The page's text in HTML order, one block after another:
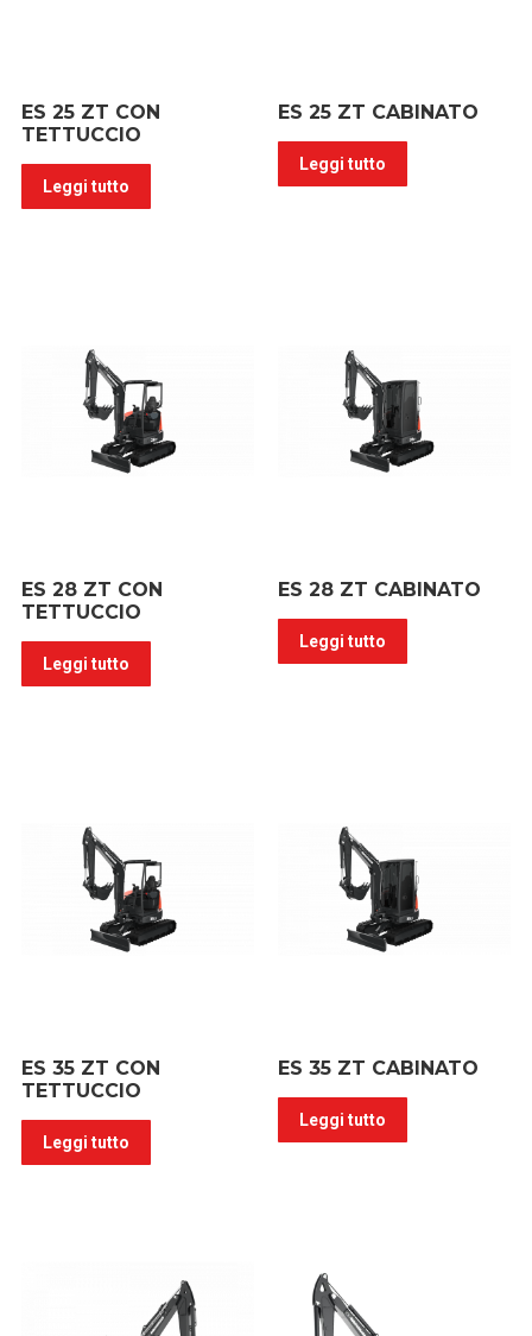
ES 25 ZT CON
TETTUCCIO
Leggi tutto
ES 25 ZT CABINATO
Leggi tutto
ES 28 ZT CON
TETTUCCIO
Leggi tutto
ES 28 ZT CABINATO
Leggi tutto
ES 35 ZT CON
TETTUCCIO
Leggi tutto
ES 35 ZT CABINATO
Leggi tutto